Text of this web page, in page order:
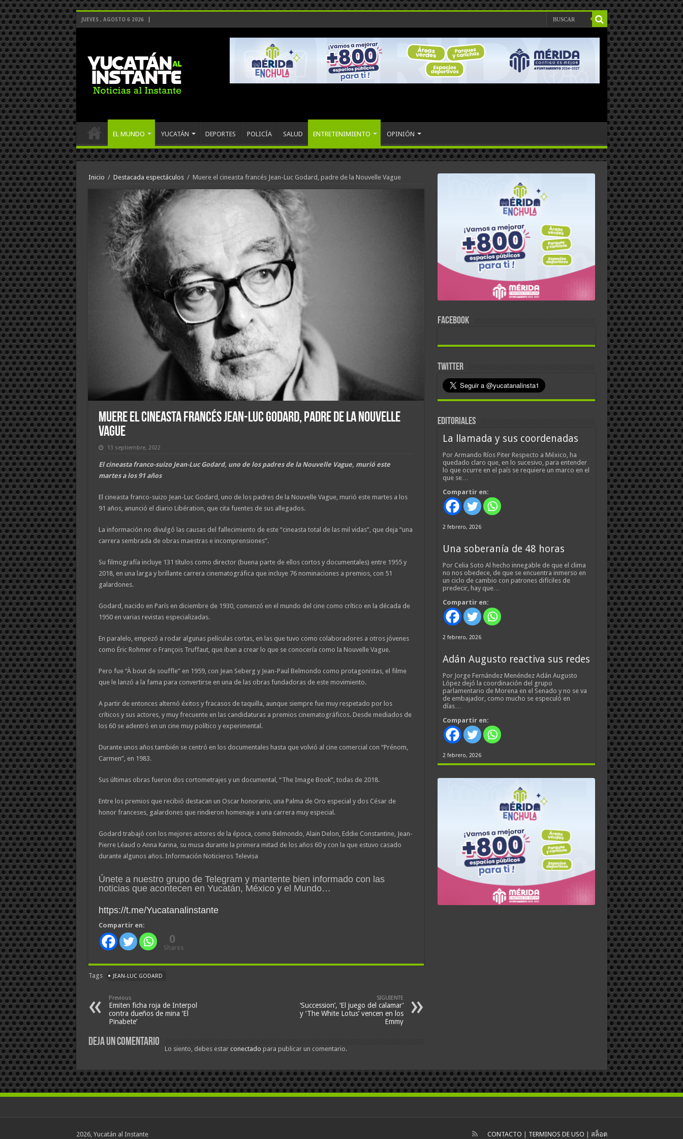
JUEVES , AGOSTO 6 2026
EL MUNDO YUCATÁN DEPORTES POLICÍA SALUD ENTRETENIMIENTO OPINIÓN
Inicio / Destacada espectáculos / Muere el cineasta francés Jean-Luc Godard, padre de la Nouvelle Vague
Muere el cineasta francés Jean-Luc Godard, padre de la Nouvelle
Vague
13 septiembre, 2022
El cineasta franco-suizo Jean-Luc Godard, uno de los padres de la Nouvelle Vague, murió este
martes a los 91 años
El cineasta franco-suizo Jean-Luc Godard, uno de los padres de la Nouvelle Vague, murió este martes a los
91 años, anunció el diario Libération, que cita fuentes de sus allegados.
La información no divulgó las causas del fallecimiento de este “cineasta total de las mil vidas”, que deja “una
carrera sembrada de obras maestras e incomprensiones”.
Su filmografía incluye 131 títulos como director (buena parte de ellos cortos y documentales) entre 1955 y
2018, en una larga y brillante carrera cinematográfica que incluye 76 nominaciones a premios, con 51
galardones.
Godard, nacido en París en diciembre de 1930, comenzó en el mundo del cine como crítico en la década de
1950 en varias revistas especializadas.
En paralelo, empezó a rodar algunas películas cortas, en las que tuvo como colaboradores a otros jóvenes
como Éric Rohmer o François Truffaut, que iban a crear lo que se conocería como la Nouvelle Vague.
Pero fue “À bout de souffle” en 1959, con Jean Seberg y Jean-Paul Belmondo como protagonistas, el filme
que le lanzó a la fama para convertirse en una de las obras fundadoras de este movimiento.
A partir de entonces alternó éxitos y fracasos de taquilla, aunque siempre fue muy respetado por los
críticos y sus actores, y muy frecuente en las candidaturas a premios cinematográficos. Desde mediados de
los 60 se adentró en un cine muy político y experimental.
Durante unos años también se centró en los documentales hasta que volvió al cine comercial con “Prénom,
Carmen”, en 1983.
Sus últimas obras fueron dos cortometrajes y un documental, “The Image Book”, todas de 2018.
Entre los premios que recibió destacan un Oscar honorario, una Palma de Oro especial y dos César de
honor franceses, galardones que rindieron homenaje a una carrera muy especial.
Godard trabajó con los mejores actores de la época, como Belmondo, Alain Delon, Eddie Constantine, Jean-
Pierre Léaud o Anna Karina, su musa durante la primera mitad de los años 60 y con la que estuvo casado
durante algunos años. Información Noticieros Televisa
Únete a nuestro grupo de Telegram y mantente bien informado con las
noticias que acontecen en Yucatán, México y el Mundo…
https://t.me/Yucatanalinstante
Compartir en:
0
Shares
Tags JEAN-LUC GODARD
Previous
Emiten ficha roja de Interpol
contra dueños de mina ‘El
Pinabete’
SIGUIENTE
‘Succession’, ‘El juego del calamar’
y ‘The White Lotus’ vencen en los
Emmy
Deja un comentario
Lo siento, debes estar conectado para publicar un comentario.
FACEBOOK
TWITTER
EDITORIALES
La llamada y sus coordenadas
Por Armando Ríos Piter Respecto a México, ha
quedado claro que, en lo sucesivo, para entender
lo que ocurre en el país se requiere un marco en el
que se…
Compartir en:
2 febrero, 2026
Una soberanía de 48 horas
Por Celia Soto Al hecho innegable de que el clima
no nos obedece, de que se encuentra inmerso en
un ciclo de cambio con patrones difíciles de
predecir, hay que…
Compartir en:
2 febrero, 2026
Adán Augusto reactiva sus redes
Por Jorge Fernández Menéndez Adán Augusto
López dejó la coordinación del grupo
parlamentario de Morena en el Senado y no se va
de embajador, como mucho se especuló en
días…
Compartir en:
2 febrero, 2026
CONTACTO TERMINOS DE USO สล็อต
2026, Yucatán al Instante